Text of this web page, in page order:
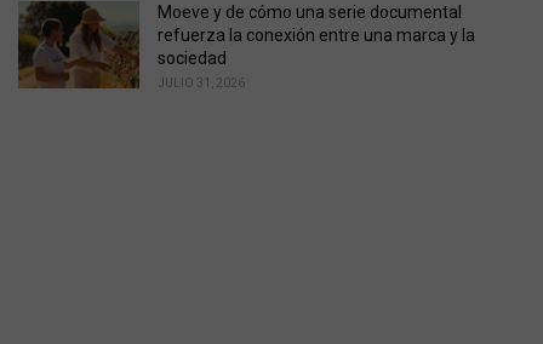
Moeve y de cómo una serie documental
refuerza la conexión entre una marca y la
sociedad
JULIO 31, 2026